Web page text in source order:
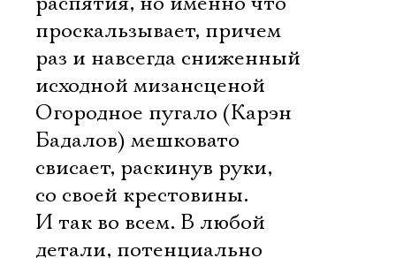
проскальзывает, причем
раз и навсегда сниженный
исходной мизансценой 
Огородное пугало (Карэн
Бадалов) мешковато
свисает, раскинув руки,
со своей крестовины.
И так во всем. В любой
детали, потенциально